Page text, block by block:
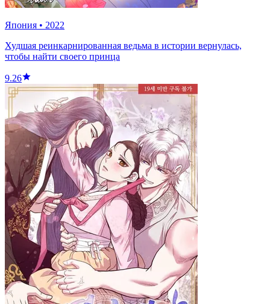
Япония • 2022
Худшая реинкарнированная ведьма в истории вернулась,
чтобы найти своего принца
9.26